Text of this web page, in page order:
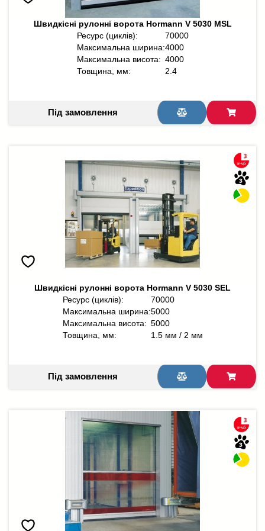
Швидкісні рулонні ворота Hormann V 5030 MSL
Ресурс (циклів):
70000
Максимальна ширина:4000
Максимальна висота: 4000
Товщина, мм:
2.4
Під замовлення
Швидкісні рулонні ворота Hormann V 5030 SEL
Ресурс (циклів):
70000
Максимальна ширина:5000
Максимальна висота: 5000
Товщина, мм:
1.5 мм / 2 мм
Під замовлення